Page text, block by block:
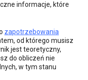
informacje, które
zapotrzebowania
od którego musisz
jest teoretyczny,
do obliczeń nie
w tym stanu